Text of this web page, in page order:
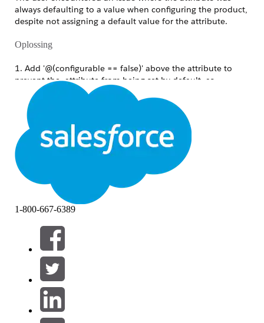
always defaulting to a value when configuring the product,
despite not assigning a default value for the attribute.
Oplossing
1. Add '@(configurable == false)' above the attribute to
prevent the attribute from being set by default, as
mentioned in the below screen shot.
1-800-667-6389